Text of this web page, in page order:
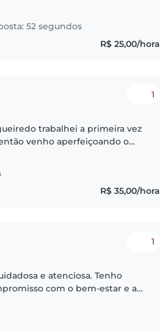
52 segundos
R$ 25,00/hora
1
trabalhei a primeira vez
venho aperfeiçoando o
R$ 35,00/hora
1
e atenciosa. Tenho
com o bem-estar e a